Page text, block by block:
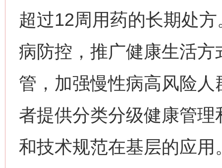
超过12周用药的长期处
病防控，推广健康生活
管，加强慢性病高风险
者提供分类分级健康管
和技术规范在基层的应